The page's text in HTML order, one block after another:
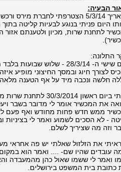
הבעיה:
היום פניתי בנוגע לבעיות קליטה
לתחנת שרות, מכיון ולטענתם אזור
התלונה:
ביום שישי ה- 28/3/14 - שלוש
לצורך חיוג ובמסך החיצוני מופיע
חלשה ונכבה מיד על אף הטענה מלאה
פניתי ביום ראשון 30/
ממש חדש פחות מחודש ואף פעם לא
- לא הסכים לשמוע ואמר לי בציניות
וזה מה שציריך לשלם.
את הזלזול שאלתי יש פה אחראי
עובדים שהיו שם- .... ואמר הוא
ואמר לי ששמו שאול כהן מהמעבדה
כתובת בית המשפט בירושלים.